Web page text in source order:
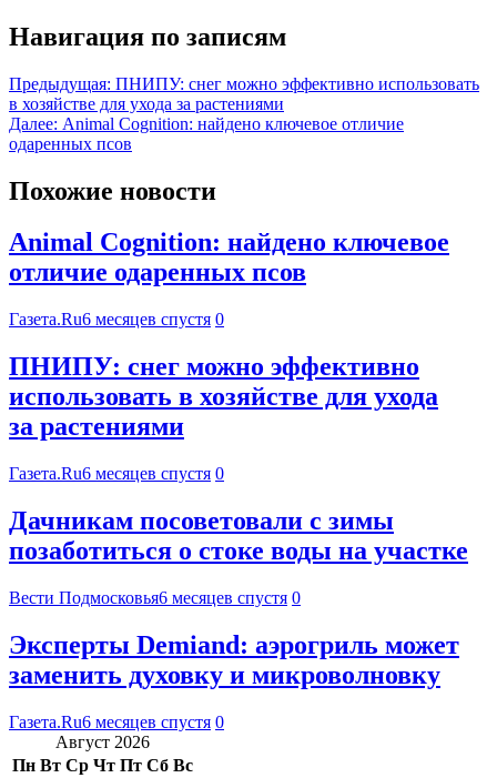
Навигация по записям
Предыдущая: ПНИПУ: снег можно эффективно использовать
в хозяйстве для ухода за растениями
Далее: Animal Cognition: найдено ключевое отличие
одаренных псов
Похожие новости
Animal Cognition: найдено ключевое
отличие одаренных псов
Газета.Ru6 месяцев спустя 0
ПНИПУ: снег можно эффективно
использовать в хозяйстве для ухода
за растениями
Газета.Ru6 месяцев спустя 0
Дачникам посоветовали с зимы
позаботиться о стоке воды на участке
Вести Подмосковья6 месяцев спустя 0
Эксперты Demiand: аэрогриль может
заменить духовку и микроволновку
Газета.Ru6 месяцев спустя 0
Август 2026
Пн Вт Ср Чт Пт Сб Вс